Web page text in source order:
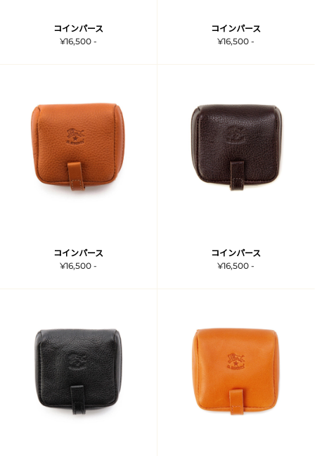
コインパース
¥16,500 -
コインパース
¥16,500 -
コインパース
¥16,500 -
コインパース
¥16,500 -